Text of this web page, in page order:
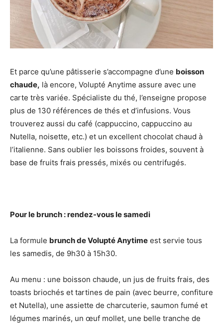
Et parce qu’une pâtisserie s’accompagne d’une boisson
chaude, là encore, Volupté Anytime assure avec une
carte très variée. Spécialiste du thé, l’enseigne propose
plus de 130 références de thés et d’infusions. Vous
trouverez aussi du café (cappuccino, cappuccino au
Nutella, noisette, etc.) et un excellent chocolat chaud à
l’italienne. Sans oublier les boissons froides, souvent à
base de fruits frais pressés, mixés ou centrifugés.
Pour le brunch : rendez-vous le samedi
La formule brunch de Volupté Anytime est servie tous
les samedis, de 9h30 à 15h30.
Au menu : une boisson chaude, un jus de fruits frais, des
toasts briochés et tartines de pain (avec beurre, confiture
et Nutella), une assiette de charcuterie, saumon fumé et
légumes marinés, un œuf mollet, une belle tranche de